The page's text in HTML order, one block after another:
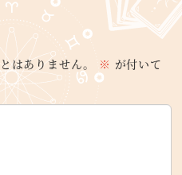
はありません。 ※ が付いて